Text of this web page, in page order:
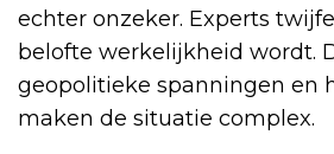
echter onzeker. Experts
belofte werkelijkheid wordt.
geopolitieke spanningen en
maken de situatie complex.